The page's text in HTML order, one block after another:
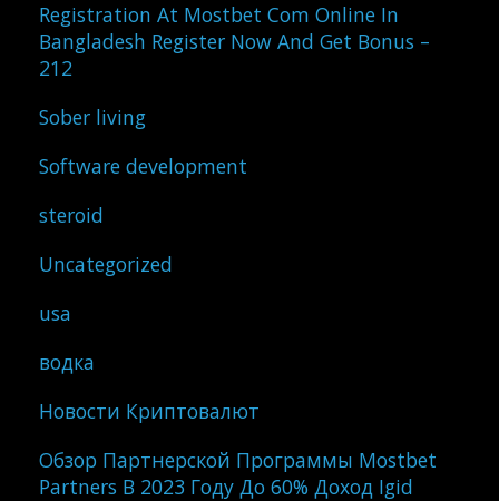
Registration At Mostbet Com Online In
Bangladesh Register Now And Get Bonus –
212
Sober living
Software development
steroid
Uncategorized
usa
водка
Новости Криптовалют
Обзор Партнерской Программы Mostbet
Partners В 2023 Году До 60% Доход Igid